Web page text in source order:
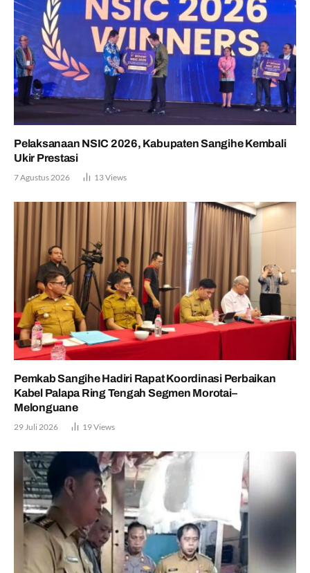
Pelaksanaan NSIC 2026, Kabupaten Sangihe Kembali
Ukir Prestasi
7 Agustus 2026 13Views
Pemkab Sangihe Hadiri Rapat Koordinasi Perbaikan
Kabel Palapa Ring Tengah Segmen Morotai–
Melonguane
29 Juli 2026 19Views